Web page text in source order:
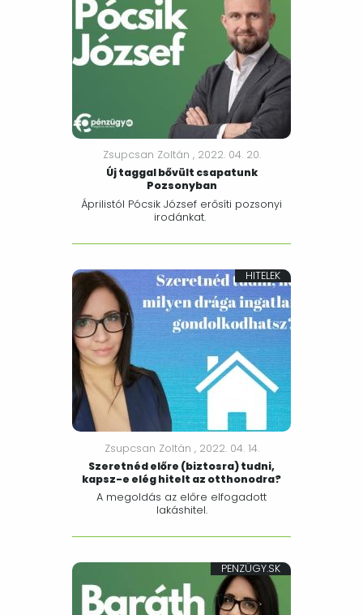
Zsupcsan Zoltán , 2022. 04. 20.
Új taggal bővült csapatunk
Pozsonyban
Áprilistól Pócsik József erősíti pozsonyi
irodánkat.
HITELEK
Zsupcsan Zoltán , 2022. 04. 14.
Szeretnéd előre (biztosra) tudni,
kapsz-e elég hitelt az otthonodra?
A megoldás az előre elfogadott
lakáshitel.
PENZÜGY.SK